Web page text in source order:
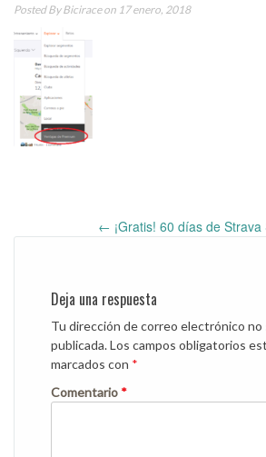
Posted ByBiciraceon 17 enero, 2018
Post
← ¡Gratis! 60 días de Strava
Deja una respuesta
Tu dirección de correo electrónico no
publicada.Los campos obligatorios
marcados con *
Comentario *